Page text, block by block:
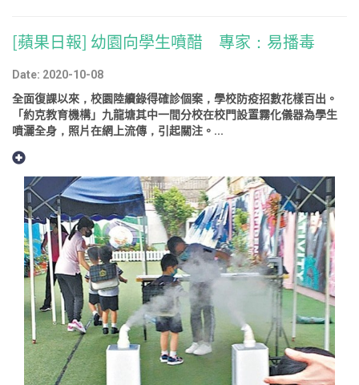
[蘋果日報] 幼園向學生噴醋 專家：易播毒
Date: 2020-10-08
全面復課以來，校園陸續錄得確診個案，學校防疫招數花樣百出。
「約克教育機構」九龍塘其中一間分校在校門設置霧化儀器為學生
噴灑全身，照片在網上流傳，引起關注。...